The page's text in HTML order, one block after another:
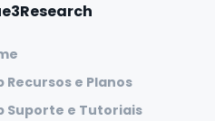
Recursos e Planos
Suporte e Tutoriais